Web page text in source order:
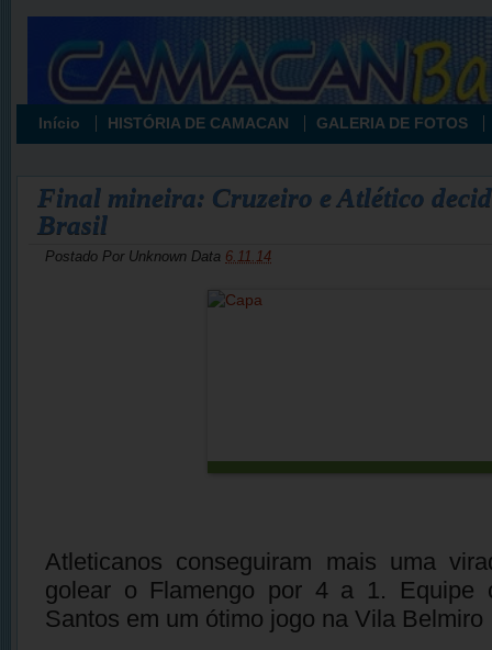
Início HISTÓRIA DE CAMACAN GALERIA DE FOTOS
Final mineira: Cruzeiro e Atlético
Brasil
Postado Por Unknown Data 6.11.14
Atleticanos conseguiram mais uma
golear o Flamengo por 4 a 1. Equipe
Santos em um ótimo jogo na Vila Belmiro